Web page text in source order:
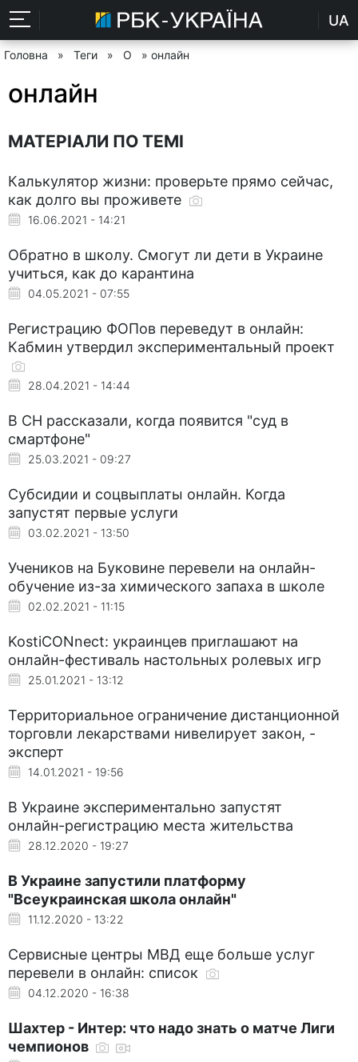
UA
Головна » Теги » О » онлайн
онлайн
МАТЕРІАЛИ ПО ТЕМІ
Калькулятор жизни: проверьте прямо сейчас,
как долго вы проживете
16.06.2021 - 14:21
Обратно в школу. Смогут ли дети в Украине
учиться, как до карантина
04.05.2021 - 07:55
Регистрацию ФОПов переведут в онлайн:
Кабмин утвердил экспериментальный проект
28.04.2021 - 14:44
В СН рассказали, когда появится "суд в
смартфоне"
25.03.2021 - 09:27
Субсидии и соцвыплаты онлайн. Когда
запустят первые услуги
03.02.2021 - 13:50
Учеников на Буковине перевели на онлайн-
обучение из-за химического запаха в школе
02.02.2021 - 11:15
KostiCONnect: украинцев приглашают на
онлайн-фестиваль настольных ролевых игр
25.01.2021 - 13:12
Территориальное ограничение дистанционной
торговли лекарствами нивелирует закон, -
эксперт
14.01.2021 - 19:56
В Украине экспериментально запустят
онлайн-регистрацию места жительства
28.12.2020 - 19:27
В Украине запустили платформу
"Всеукраинская школа онлайн"
11.12.2020 - 13:22
Сервисные центры МВД еще больше услуг
перевели в онлайн: список
04.12.2020 - 16:38
Шахтер - Интер: что надо знать о матче Лиги
чемпионов